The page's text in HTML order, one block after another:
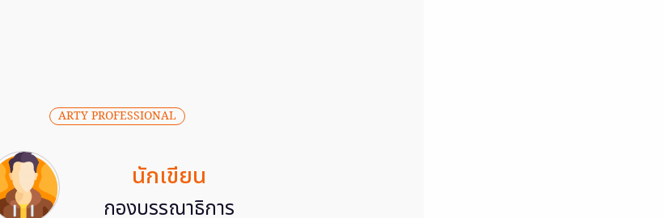
ARTY PROFESSIONAL
นักเขียน
กองบรรณาธิการ